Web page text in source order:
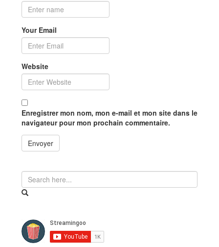
Your Email
Website
Enregistrer mon nom, mon e-mail et mon site dans le
navigateur pour mon prochain commentaire.